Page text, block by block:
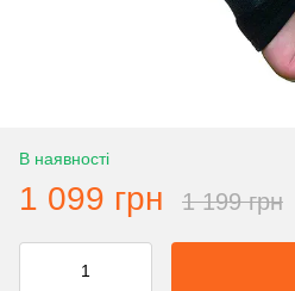
В наявності
1 099 грн 1 199 грн